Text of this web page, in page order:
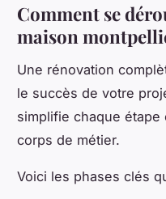
Comment se
maison
Une rénovation
le succès de votre
simplifie chaque
corps de métier.
Voici les phases clés